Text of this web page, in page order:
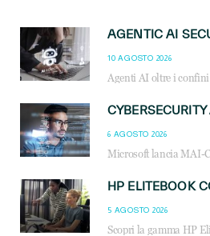
10 AGOSTO 2026
6 AGOSTO 2026
5 AGOSTO 2026